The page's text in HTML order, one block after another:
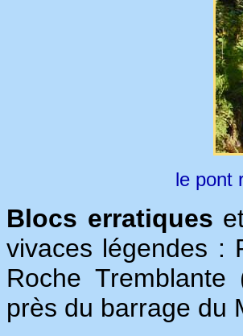
le pont
Blocs erratiques
vivaces légendes :
Roche
près du barrage du